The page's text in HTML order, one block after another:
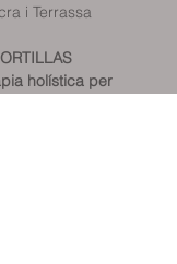
i Terrassa
holística per